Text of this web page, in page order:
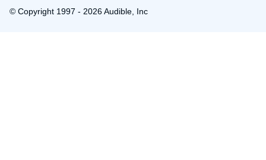
© Copyright 1997 - 2026 Audible, Inc